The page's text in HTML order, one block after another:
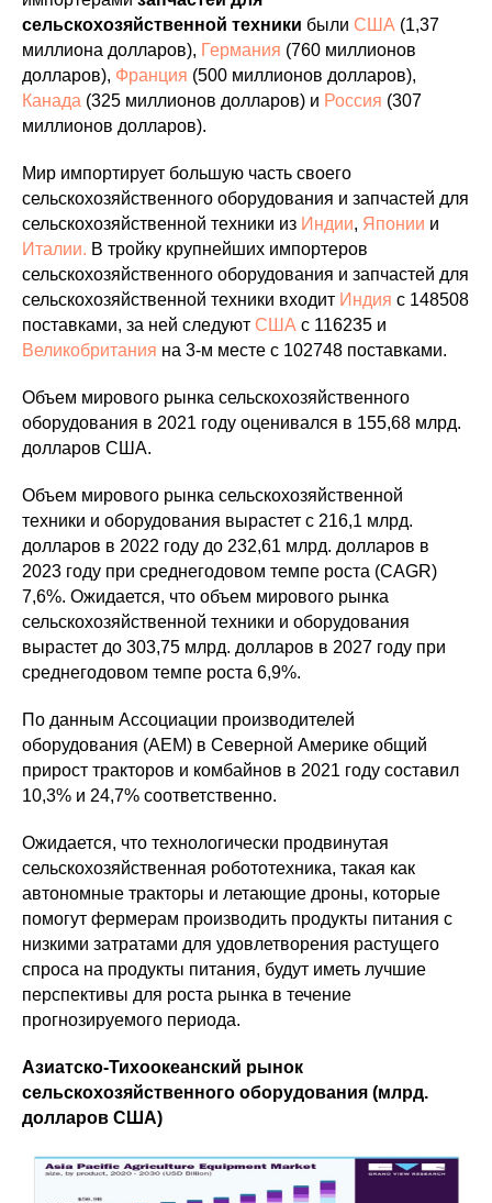
сельскохозяйственной техники были США (1,37
миллиона долларов), Германия (760 миллионов
долларов), Франция (500 миллионов долларов),
Канада (325 миллионов долларов) и Россия (307
миллионов долларов).
Мир импортирует большую часть своего
сельскохозяйственного оборудования и запчастей для
сельскохозяйственной техники из Индии, Японии и
Италии. В тройку крупнейших импортеров
сельскохозяйственного оборудования и запчастей для
сельскохозяйственной техники входит Индия с 148508
поставками, за ней следуют США с 116235 и
Великобритания на 3-м месте с 102748 поставками.
Объем мирового рынка сельскохозяйственного
оборудования в 2021 году оценивался в 155,68 млрд.
долларов США.
Объем мирового рынка сельскохозяйственной
техники и оборудования вырастет с 216,1 млрд.
долларов в 2022 году до 232,61 млрд. долларов в
2023 году при среднегодовом темпе роста (CAGR)
7,6%. Ожидается, что объем мирового рынка
сельскохозяйственной техники и оборудования
вырастет до 303,75 млрд. долларов в 2027 году при
среднегодовом темпе роста 6,9%.
По данным Ассоциации производителей
оборудования (АЕМ) в Северной Америке общий
прирост тракторов и комбайнов в 2021 году составил
10,3% и 24,7% соответственно.
Ожидается, что технологически продвинутая
сельскохозяйственная робототехника, такая как
автономные тракторы и летающие дроны, которые
помогут фермерам производить продукты питания с
низкими затратами для удовлетворения растущего
спроса на продукты питания, будут иметь лучшие
перспективы для роста рынка в течение
прогнозируемого периода.
Азиатско-Тихоокеанский рынок
сельскохозяйственного оборудования (млрд.
долларов США)